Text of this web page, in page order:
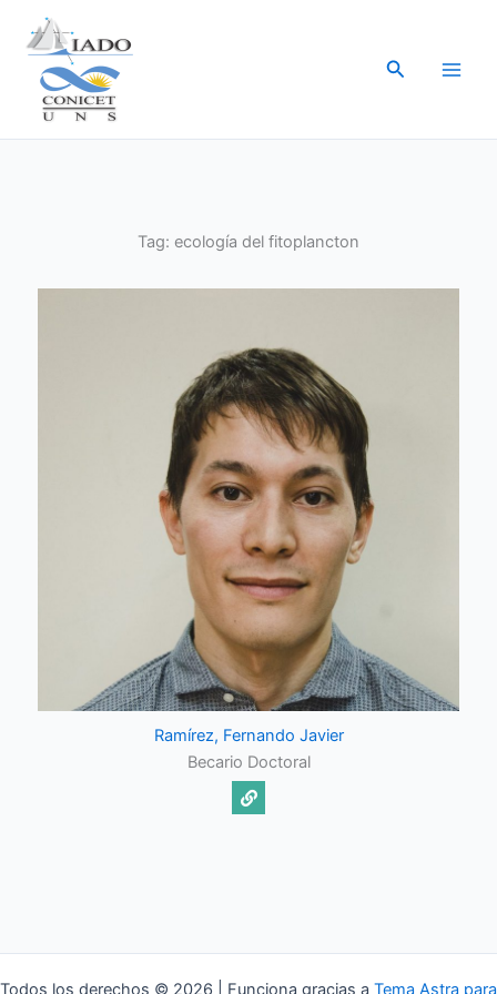
contenido
Buscar
Tag: ecología del fitoplancton
Ramírez, Fernando Javier
Becario Doctoral
Todos los derechos © 2026 | Funciona gracias a Tema Astra para